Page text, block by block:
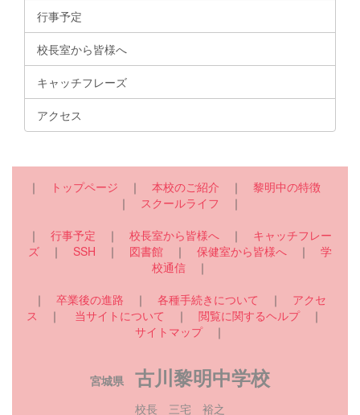
行事予定
校長室から皆様へ
キャッチフレーズ
アクセス
｜ トップページ ｜ 本校のご紹介 ｜ 黎明中の特徴
｜ スクールライフ ｜
｜ 行事予定 ｜ 校長室から皆様へ ｜ キャッチフレー
ズ ｜ SSH ｜ 図書館 ｜ 保健室から皆様へ ｜ 学
校通信 ｜
｜ 卒業後の進路 ｜ 各種手続きについて ｜ アクセ
ス ｜ 当サイトについて ｜ 閲覧に関するヘルプ｜
サイトマップ｜
宮城県 古川黎明中学校
校長 三宅 裕之